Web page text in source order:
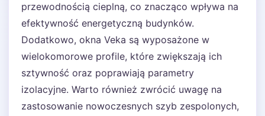
przewodnością cieplną, co znacząco wpływa na
efektywność energetyczną budynków.
Dodatkowo, okna Veka są wyposażone w
wielokomorowe profile, które zwiększają ich
sztywność oraz poprawiają parametry
izolacyjne. Warto również zwrócić uwagę na
zastosowanie nowoczesnych szyb zespolonych,